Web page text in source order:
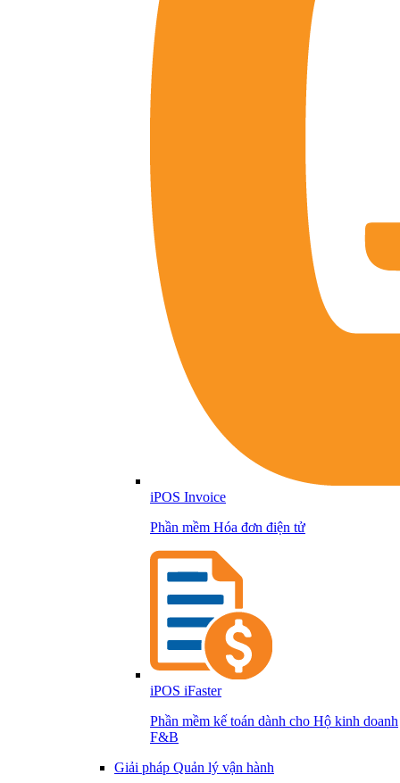
iPOS Invoice
Phần mềm Hóa đơn điện tử
iPOS iFaster
Phần mềm kế toán dành cho Hộ kinh doanh
F&B
Giải pháp Quản lý vận hành